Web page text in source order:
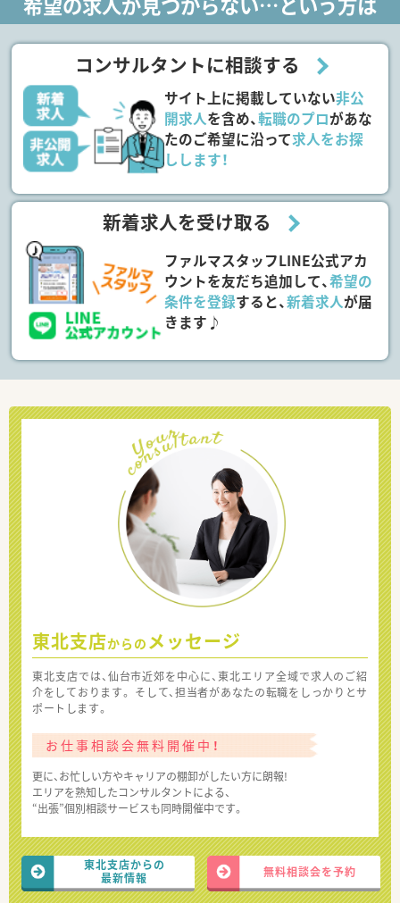
コンサルタントに相談する
サイト上に掲載していない非公
開求人を含め、転職のプロがあな
たのご希望に沿って求人をお探
しします！
新着求人を受け取る
ファルマスタッフLINE公式アカ
ウントを友だち追加して、希望の
条件を登録すると、新着求人が届
きます♪
東北支店からの メッセージ
東北支店では、仙台市近郊を中心に、東北エリア全域で求人のご紹
介をしております。 そして、担当者があなたの転職をしっかりとサ
ポートします。
お仕事相談会無料開催中！
更に、お忙しい方やキャリアの棚卸がしたい方に朗報!
エリアを熟知したコンサルタントによる、
“出張”個別相談サービスも同時開催中です。
東北支店からの
最新情報
無料相談会を予約